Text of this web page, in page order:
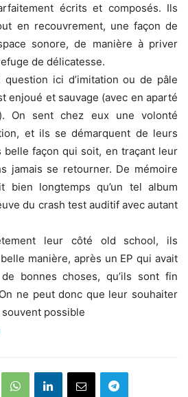
écrits et composés. Ils
en recouvrement, une façon de
sonore, de manière à priver
de délicatesse.
ici d’imitation ou de pâle
enjoué et sauvage (avec en aparté
On sent chez eux une volonté
et ils se démarquent de leurs
belle façon qui soit, en traçant leur
jamais se retourner. De mémoire
bien longtemps qu’un tel album
du crash test auditif avec autant
leur côté old school, ils
manière, après un EP qui avait
bonnes choses, qu’ils sont fin
ne peut donc que leur souhaiter
possible